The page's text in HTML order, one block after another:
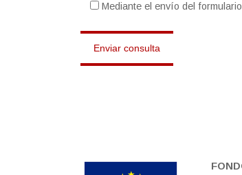
Mediante el envío del